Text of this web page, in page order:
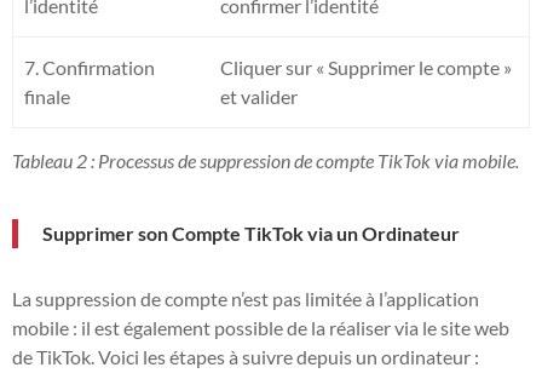
l’identité
confirmer l’identité
7. Confirmation
finale
Cliquer sur « Supprimer le compte »
et valider
Tableau 2 : Processus de suppression de compte TikTok via mobile.
Supprimer son Compte TikTok via un Ordinateur
La suppression de compte n’est pas limitée à l’application
mobile : il est également possible de la réaliser via le site web
de TikTok. Voici les étapes à suivre depuis un ordinateur :